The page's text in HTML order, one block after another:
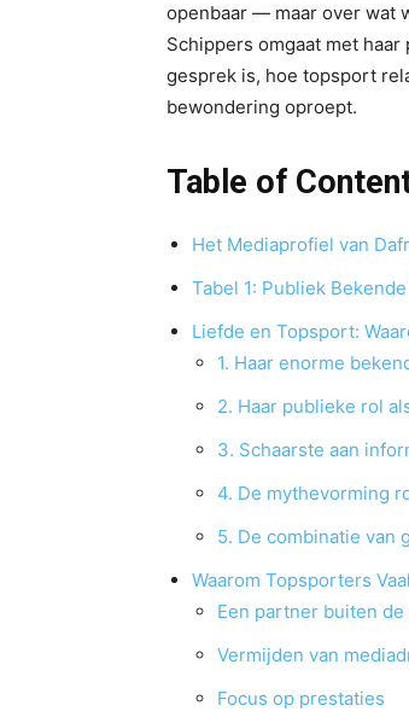
openbaar — maar over wat
Schippers omgaat met
gesprek is, hoe topsport
bewondering oproept.
Table of
Het Mediaprofiel van
Tabel 1: Publiek
Liefde en Topsport:
1. Haar enorme
2. Haar publieke rol
3. Schaarste aan
4. De mythevorming
5. De combinatie van
Waarom Topsporters
Een partner buiten
Vermijden van
Focus op prestaties